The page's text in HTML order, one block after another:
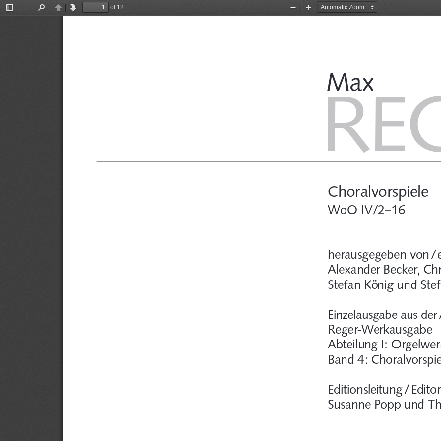
Toggle
PreviousNext
of 12
Zoom
Zoom
Choralvorspiele
WoO IV/2–16
herausgegeben von /
Alexander Becker,
Stefan König und
Einzelausgabe aus
Reger-Werkausgabe
Abteilung I:
Band 4:
Editionsleitung /
Susanne Popp und
Max